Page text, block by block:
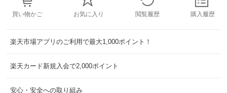
買い物かご お気に入り 閲覧履歴 購入履歴
楽天市場アプリのご利用で最大1,000ポイント！
楽天カード新規入会で2,000ポイント
安心・安全への取り組み